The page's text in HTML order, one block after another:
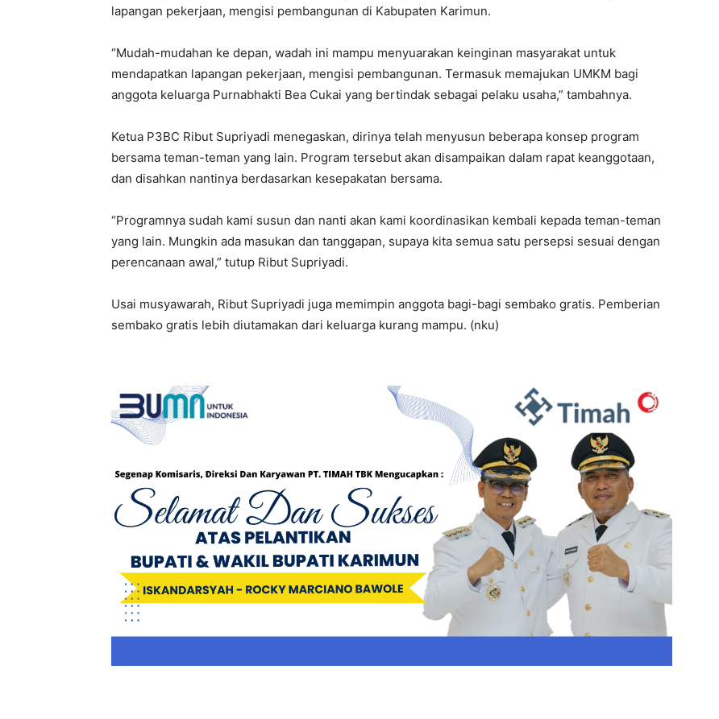
lapangan pekerjaan, mengisi pembangunan di Kabupaten Karimun.
“Mudah-mudahan ke depan, wadah ini mampu menyuarakan keinginan masyarakat untuk
mendapatkan lapangan pekerjaan, mengisi pembangunan. Termasuk memajukan UMKM bagi
anggota keluarga Purnabhakti Bea Cukai yang bertindak sebagai pelaku usaha,” tambahnya.
Ketua P3BC Ribut Supriyadi menegaskan, dirinya telah menyusun beberapa konsep program
bersama teman-teman yang lain. Program tersebut akan disampaikan dalam rapat keanggotaan,
dan disahkan nantinya berdasarkan kesepakatan bersama.
“Programnya sudah kami susun dan nanti akan kami koordinasikan kembali kepada teman-teman
yang lain. Mungkin ada masukan dan tanggapan, supaya kita semua satu persepsi sesuai dengan
perencanaan awal,” tutup Ribut Supriyadi.
Usai musyawarah, Ribut Supriyadi juga memimpin anggota bagi-bagi sembako gratis. Pemberian
sembako gratis lebih diutamakan dari keluarga kurang mampu. (nku)